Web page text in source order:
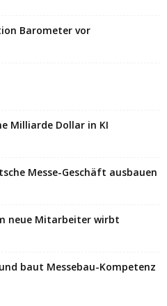
Barometer vor
Milliarde Dollar in KI
Messe-Geschäft ausbauen
neue Mitarbeiter wirbt
baut Messebau-Kompetenz